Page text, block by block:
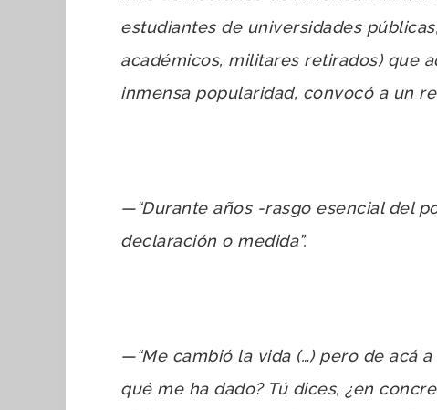
estudiantes de universidades
académicos, militares retirados) que
inmensa popularidad, convocó a un
—“Durante años -rasgo esencial del
declaración o medida”.
—“Me cambió la vida (…) pero de acá
qué me ha dado? Tú dices, ¿en